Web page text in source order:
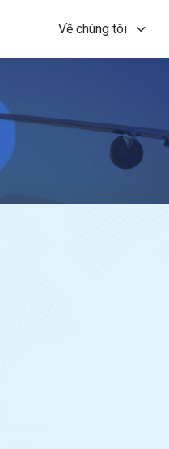
Về chúng tôi